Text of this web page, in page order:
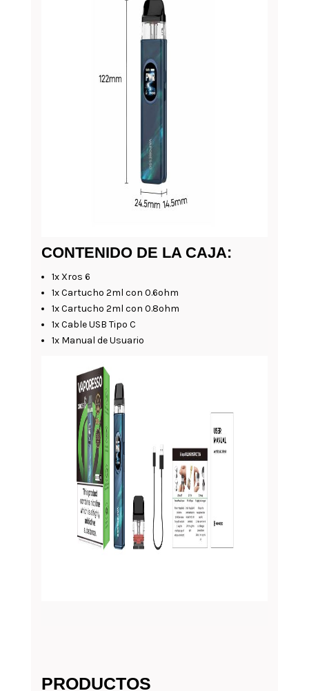
CONTENIDO DE LA CAJA:
1x Xros 6
1x Cartucho 2ml con 0.6ohm
1x Cartucho 2ml con 0.8ohm
1x Cable USB Tipo C
1x Manual de Usuario
PRODUCTOS